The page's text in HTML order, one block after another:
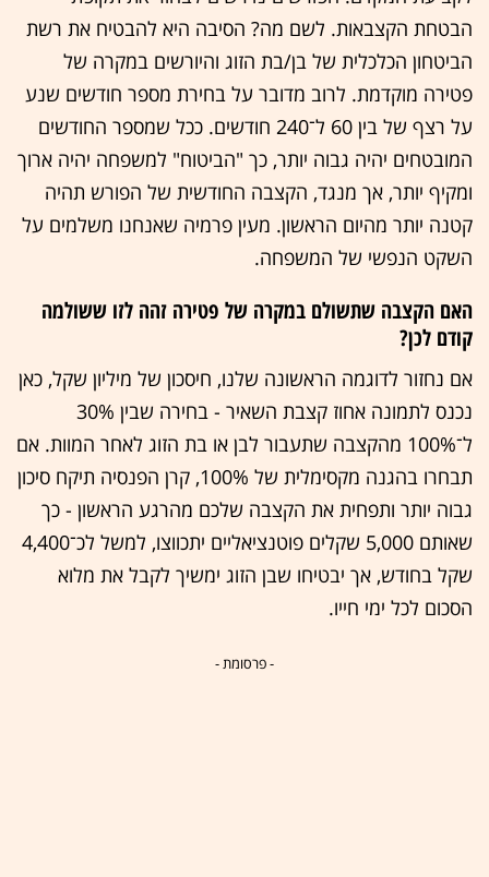
הבטחת הקצבאות. לשם מה? הסיבה היא להבטיח את רשת
הביטחון הכלכלית של בן/בת הזוג והיורשים במקרה של
פטירה מוקדמת. לרוב מדובר על בחירת מספר חודשים שנע
על רצף של בין 60 ל־240 חודשים. ככל שמספר החודשים
המובטחים יהיה גבוה יותר, כך "הביטוח" למשפחה יהיה ארוך
ומקיף יותר, אך מנגד, הקצבה החודשית של הפורש תהיה
קטנה יותר מהיום הראשון. מעין פרמיה שאנחנו משלמים על
השקט הנפשי של המשפחה.
האם הקצבה שתשולם במקרה של פטירה זהה לזו ששולמה
קודם לכן?
אם נחזור לדוגמה הראשונה שלנו, חיסכון של מיליון שקל, כאן
נכנס לתמונה אחוז קצבת השאיר - בחירה שבין 30%
ל־100% מהקצבה שתעבור לבן או בת הזוג לאחר המוות. אם
תבחרו בהגנה מקסימלית של 100%, קרן הפנסיה תיקח סיכון
גבוה יותר ותפחית את הקצבה שלכם מהרגע הראשון - כך
שאותם 5,000 שקלים פוטנציאליים יתכווצו, למשל לכ־4,400
שקל בחודש, אך יבטיחו שבן הזוג ימשיך לקבל את מלוא
הסכום לכל ימי חייו.
- פרסומת -